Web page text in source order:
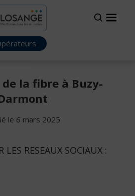
la fibre à Buzy-
le 6 mars 2025
LES RESEAUX SOCIAUX :